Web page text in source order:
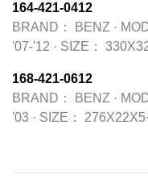
164-421-0412
BRAND：
BENZ ·
'07-'12 · SIZE：
168-421-0612
BRAND：
BENZ ·
'03 · SIZE：